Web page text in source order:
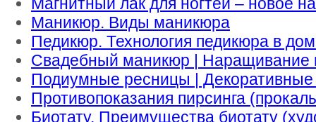
Маникюр. Виды маникюра
Педикюр. Технология педикюра в
Свадебный маникюр | Наращивание
Подиумные ресницы |
Противопоказания пирсинга
Биотату. Преимущества биотату